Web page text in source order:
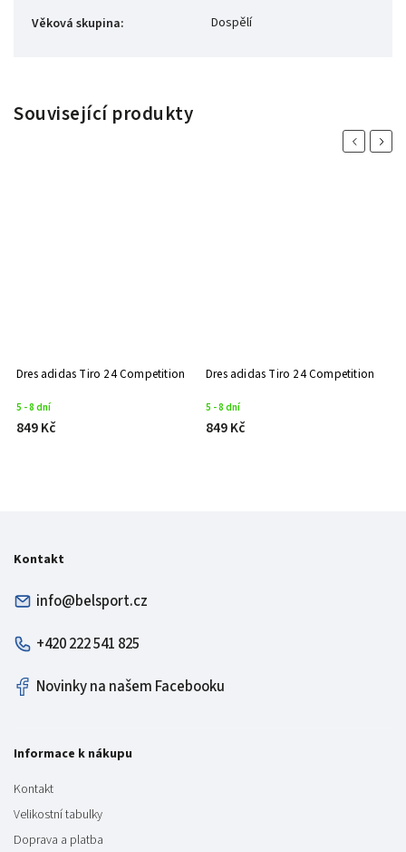
Věková skupina: Dospělí
Související produkty
Previous
Dres adidas Tiro 24 Competition
5 - 8 dní
849 Kč
Dres adidas Tiro 24 Competition
5 - 8 dní
849 Kč
Next
Kontakt
info@belsport.cz
+420 222 541 825
Novinky na našem Facebooku
Informace k nákupu
Kontakt
Velikostní tabulky
Doprava a platba